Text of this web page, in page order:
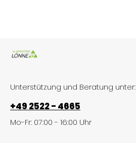
Unterstützung und Beratung unter:
+49 2522 - 4665
Mo-Fr: 07:00 - 16:00 Uhr